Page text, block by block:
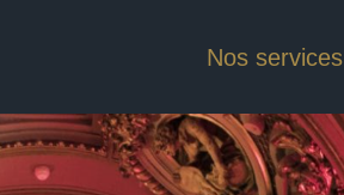
Nos services